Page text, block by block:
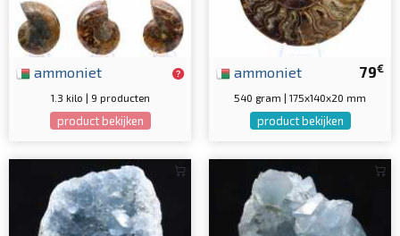
ammoniet
1.3 kilo | 9 producten
product bekijken
79€
ammoniet
540 gram | 175x140x20 mm
product bekijken